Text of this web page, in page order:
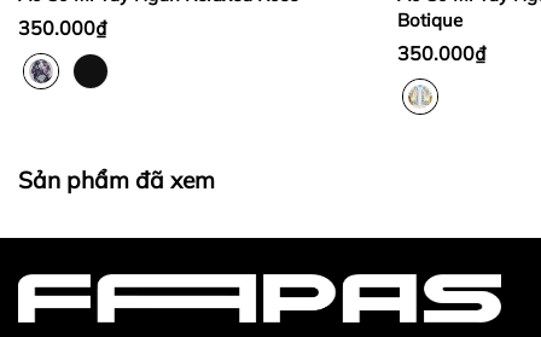
Sản phẩm bị hư hỏng khi nhìn bằng mắt thường
350.000₫
Botique
350.000₫
Sản phẩm đã xem